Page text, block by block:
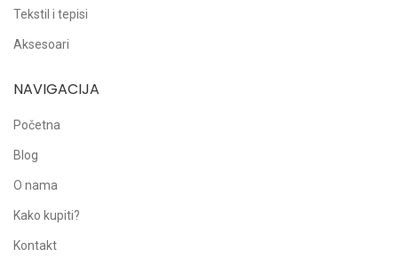
Tekstil i tepisi
Aksesoari
NAVIGACIJA
Početna
Blog
O nama
Kako kupiti?
Kontakt